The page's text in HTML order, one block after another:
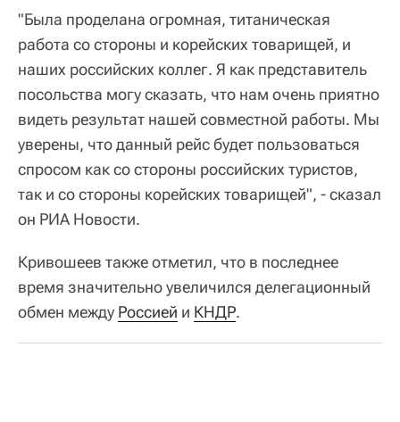
"Была проделана огромная, титаническая
работа со стороны и корейских товарищей, и
наших российских коллег. Я как представитель
посольства могу сказать, что нам очень приятно
видеть результат нашей совместной работы. Мы
уверены, что данный рейс будет пользоваться
спросом как со стороны российских туристов,
так и со стороны корейских товарищей", - сказал
он РИА Новости.
Кривошеев также отметил, что в последнее
время значительно увеличился делегационный
обмен между Россией и КНДР.